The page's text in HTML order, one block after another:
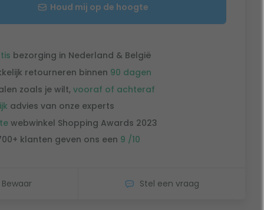
Houd mij op de hoogte
bezorging in Nederland & België
retourneren binnen 90 dagen
zoals je wilt, vooraf of achteraf
advies van onze experts
webwinkel Shopping Awards 2023
klanten geven ons een 9 /10
Bewaar Stel een vraag